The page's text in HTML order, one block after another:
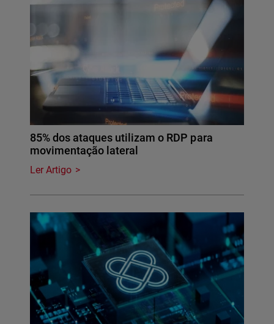
85% dos ataques utilizam o RDP para
movimentação lateral
Ler Artigo